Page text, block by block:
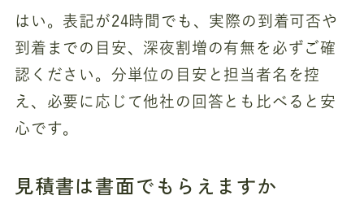
はい。表記が24時間でも、実際の到着可否や
到着までの目安、深夜割増の有無を必ずご確
認ください。分単位の目安と担当者名を控
え、必要に応じて他社の回答とも比べると安
心です。
見積書は書面でもらえますか